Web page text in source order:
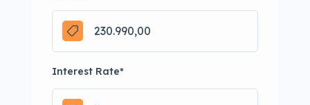
Interest Rate*